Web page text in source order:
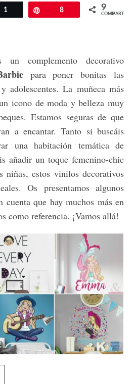
1 8 9
COMPARTIR
un complemento decorativo
para poner bonitas las
adolescentes. La muñeca más
icono de moda y belleza muy
Estamos seguras de que
a encantar. Tanto si buscáis
una habitación temática de
añadir un toque femenino-chic
niñas, estos vinilos decorativos
Os presentamos algunos
cuenta que hay muchos más en
como referencia. ¡Vamos allá!